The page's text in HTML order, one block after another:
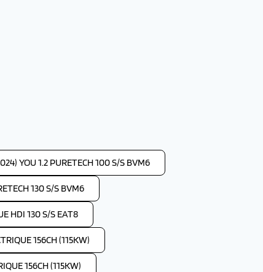
YOU 1.2 PURETECH 100 S/S BVM6
130 S/S BVM6
HDI 130 S/S EAT8
156CH (115KW)
156CH (115KW)